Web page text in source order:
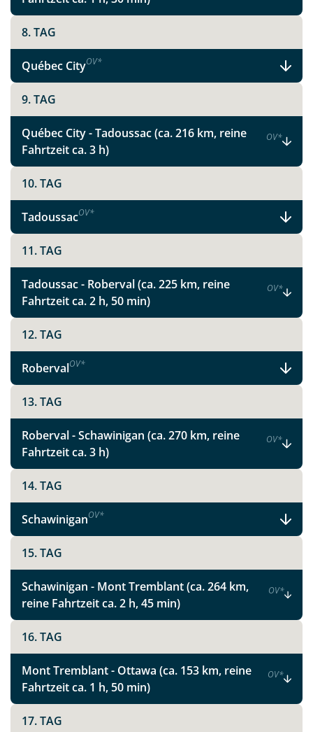
Faszinierende Nationalparks und
Facebook
Instagram
X
WhatsApp
Telegram
8. TAG
Québec CityOV*
9. TAG
Québec City - Tadoussac (ca. 216 km, reine
Fahrtzeit ca. 3 h)
OV*
10. TAG
TadoussacOV*
11. TAG
Tadoussac - Roberval (ca. 225 km, reine
Fahrtzeit ca. 2 h, 50 min)
OV*
12. TAG
RobervalOV*
13. TAG
Roberval - Schawinigan (ca. 270 km, reine
Fahrtzeit ca. 3 h)
OV*
14. TAG
SchawiniganOV*
15. TAG
Schawinigan - Mont Tremblant (ca. 264 km,
reine Fahrtzeit ca. 2 h, 45 min)
OV*
16. TAG
Mont Tremblant - Ottawa (ca. 153 km, reine
Fahrtzeit ca. 1 h, 50 min)
OV*
17. TAG